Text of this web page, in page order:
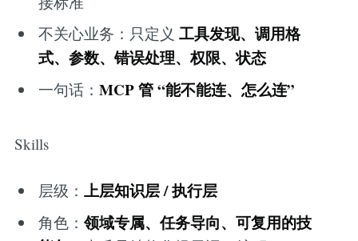
不关心业务：只定义工具发现、调用格
式、参数、错误处理、权限、状态
一句话：MCP 管 “能不能连、怎么连”
Skills
层级：上层知识层 / 执行层
角色：领域专属、任务导向、可复用的技